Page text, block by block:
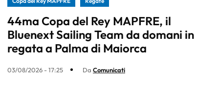
44ma Copa del Rey MAPFRE, il
Bluenext Sailing Team da domani in
regata a Palma di Maiorca
03/08/2026 - 17:25 Da Comunicati